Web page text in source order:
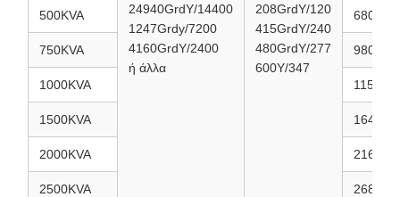
24940GrdY/14400
1247Grdy/7200
4160GrdY/2400
ή άλλα
208GrdY/120
415GrdY/240
480GrdY/277
600Y/347
500KVA 680
750KVA 980
1000KVA 1150
1500KVA 1640
2000KVA 2160
2500KVA 2680